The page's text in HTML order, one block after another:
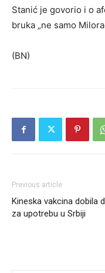
Stanić je govorio i o
bruka „ne samo
(BN)
Previous article
Kineska vakcina dobila
za upotrebu u Srbiji